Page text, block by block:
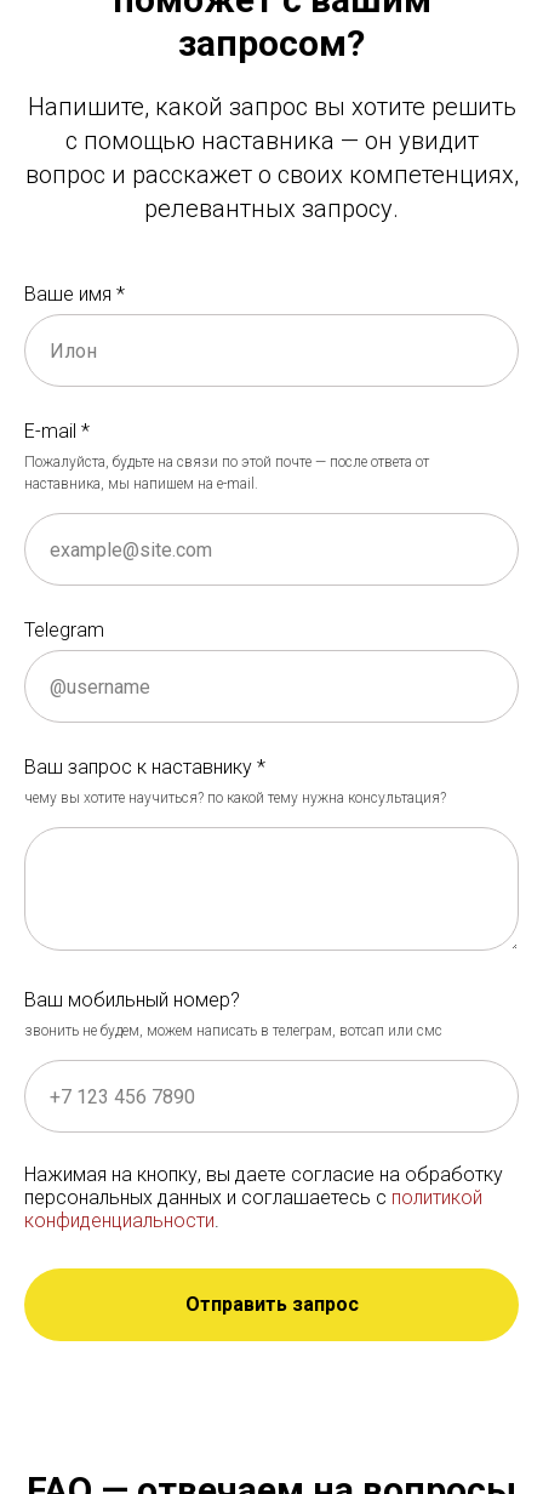
запросом?
Напишите, какой запрос вы хотите решить
с помощью наставника — он увидит
вопрос и расскажет о своих компетенциях,
релевантных запросу.
Ваше имя *
E-mail *
Пожалуйста, будьте на связи по этой почте — после ответа от
наставника, мы напишем на e-mail.
Telegram
Ваш запрос к наставнику *
чему вы хотите научиться? по какой тему нужна консультация?
Ваш мобильный номер?
звонить не будем, можем написать в телеграм, вотсап или смс
Нажимая на кнопку, вы даете согласие на обработку
персональных данных и соглашаетесь c политикой
конфиденциальности.
Отправить запрос